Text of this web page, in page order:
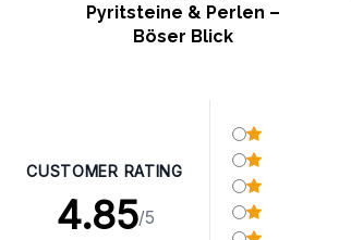
Pyritsteine ​​& Perlen –
Böser Blick
CUSTOMER RATING
4.85/5